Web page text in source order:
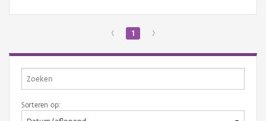
‹ 1 ›
Sorteren op: